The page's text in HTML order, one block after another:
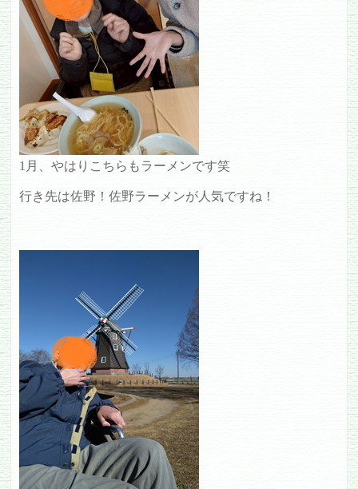
1月、やはりこちらもラーメンです笑
行き先は佐野！佐野ラーメンが人気ですね！